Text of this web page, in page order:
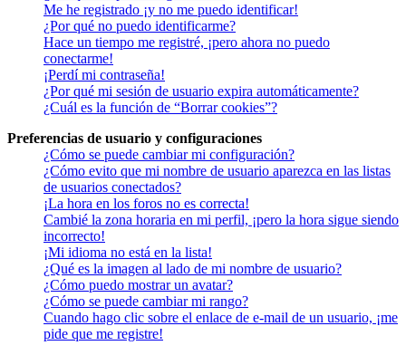
Me he registrado ¡y no me puedo identificar!
¿Por qué no puedo identificarme?
Hace un tiempo me registré, ¡pero ahora no puedo
conectarme!
¡Perdí mi contraseña!
¿Por qué mi sesión de usuario expira automáticamente?
¿Cuál es la función de “Borrar cookies”?
Preferencias de usuario y configuraciones
¿Cómo se puede cambiar mi configuración?
¿Cómo evito que mi nombre de usuario aparezca en las listas
de usuarios conectados?
¡La hora en los foros no es correcta!
Cambié la zona horaria en mi perfil, ¡pero la hora sigue siendo
incorrecto!
¡Mi idioma no está en la lista!
¿Qué es la imagen al lado de mi nombre de usuario?
¿Cómo puedo mostrar un avatar?
¿Cómo se puede cambiar mi rango?
Cuando hago clic sobre el enlace de e-mail de un usuario, ¡me
pide que me registre!